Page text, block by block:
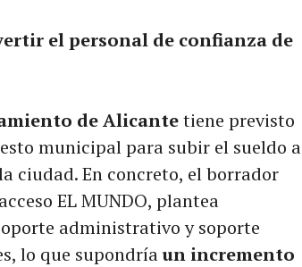
el personal de confianza de
de Alicantetiene previsto
municipal para subir el sueldo a
ciudad. En concreto, el borrador
EL MUNDO, plantea
administrativo y soporte
lo que supondríaun incremento